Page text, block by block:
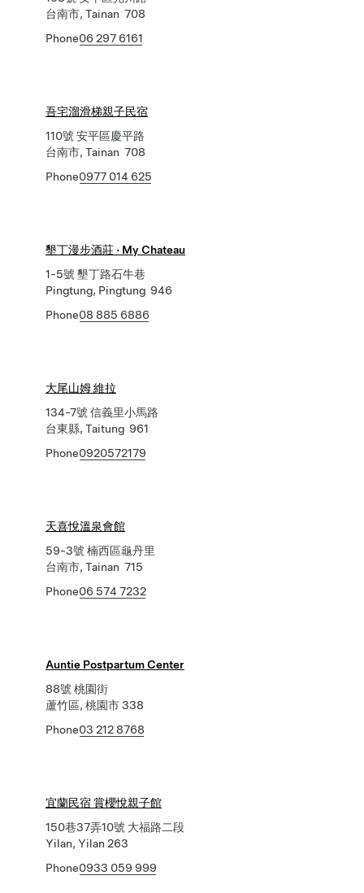
台南市, Tainan 708
Phone06 297 6161
吾宅溜滑梯親子民宿
110號 安平區慶平路
台南市, Tainan 708
Phone0977 014 625
墾丁漫步酒莊 · My Chateau
1-5號 墾丁路石牛巷
Pingtung, Pingtung 946
Phone08 885 6886
大尾山姆 維拉
134-7號 信義里小馬路
台東縣, Taitung 961
Phone0920572179
天喜悅溫泉會館
59-3號 楠西區龜丹里
台南市, Tainan 715
Phone06 574 7232
Auntie Postpartum Center
88號 桃園街
蘆竹區, 桃園市 338
Phone03 212 8768
宜蘭民宿 賞櫻悅親子館
150巷37弄10號 大福路二段
Yilan, Yilan 263
Phone0933 059 999